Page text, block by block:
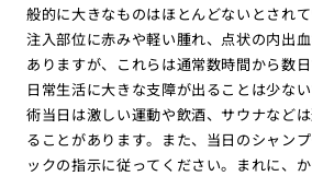
般的に大きなものはほとんどないとされて
注入部位に赤みや軽い腫れ、点状の内出
ありますが、これらは通常数時間から数
日常生活に大きな支障が出ることは少な
術当日は激しい運動や飲酒、サウナなど
ることがあります。また、当日のシャン
ックの指示に従ってください。まれに、